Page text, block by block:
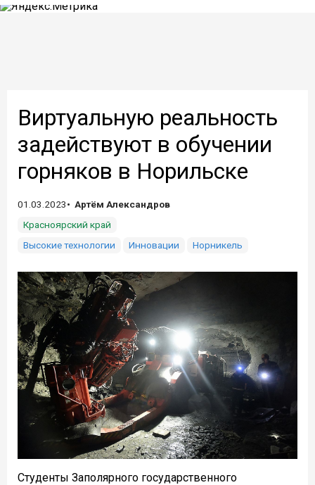
Виртуальную реальность
задействуют в обучении
горняков в Норильске
01.03.2023
Артём Александров
Красноярский край
Высокие технологии
Инновации Норникель
Студенты Заполярного государственного